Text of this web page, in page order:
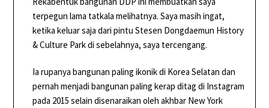
terpegun lama tatkala melihatnya. Saya masih ingat,
ketika keluar saja dari pintu Stesen Dongdaemun History
& Culture Park di sebelahnya, saya tercengang.
Ia rupanya bangunan paling ikonik di Korea Selatan dan
pernah menjadi bangunan paling kerap ditag di Instagram
pada 2015 selain disenaraikan oleh akhbar New York